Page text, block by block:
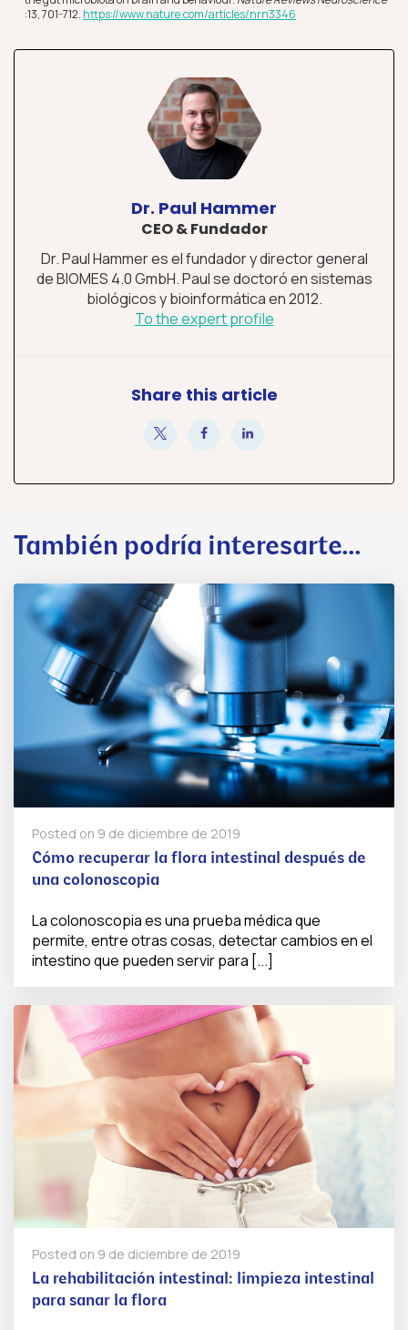
:13, 701-712. https://www.nature.com/articles/nrn3346
Dr. Paul Hammer
CEO & Fundador
Dr. Paul Hammer es el fundador y director general
de BIOMES 4.0 GmbH. Paul se doctoró en sistemas
biológicos y bioinformática en 2012.
To the expert profile
Share this article
También podría interesarte...
Posted on 9 de diciembre de 2019
Cómo recuperar la flora intestinal después de
una colonoscopia
La colonoscopia es una prueba médica que
permite, entre otras cosas, detectar cambios en el
intestino que pueden servir para [...]
Posted on 9 de diciembre de 2019
La rehabilitación intestinal: limpieza intestinal
para sanar la flora